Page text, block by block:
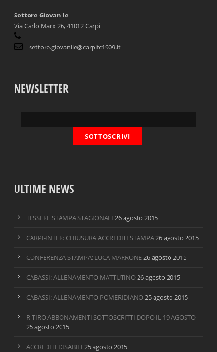
Settore Giovanile
Via Carlo Marx 26, 41012 Carpi
settore.giovanile@carpifc1909.it
NEWSLETTER
ULTIME NEWS
TESSERE STAMPA STAGIONALI 26 agosto 2015
CARPI-INTER: CHIUSURA ACCREDITI STAMPA26 agosto 2015
CONFERENZA STAMPA: LUCA MARRONE26 agosto 2015
CABASSI: ALLENAMENTO MATTUTINO26 agosto 2015
CABASSI: ALLENAMENTO POMERIDIANO25 agosto 2015
RITIRO ABBONAMENTI SOTTOSCRITTI DOPO IL 19 AGOSTO
25 agosto 2015
ACCREDITI DISABILI 25 agosto 2015